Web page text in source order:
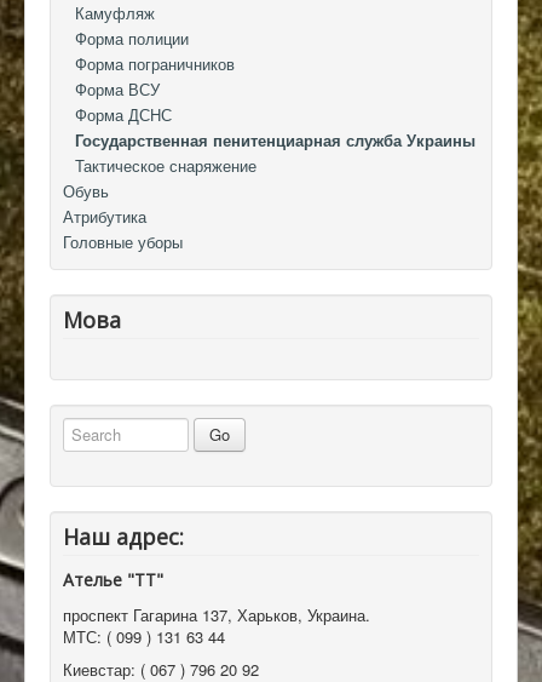
Камуфляж
Форма полиции
Форма пограничников
Форма ВСУ
Форма ДСНС
Государственная пенитенциарная служба Украины
Тактическое снаряжение
Обувь
Атрибутика
Головные уборы
Мова
Наш адрес:
Ателье "ТТ"
проспект Гагарина 137, Харьков, Украина.
МТС: ( 099 ) 131 63 44
Киевстар: ( 067 ) 796 20 92